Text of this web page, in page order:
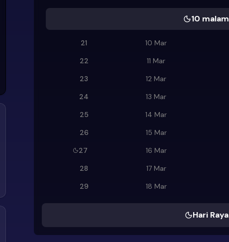
10
21
10 Mar
22
11 Mar
23
12 Mar
24
13 Mar
25
14 Mar
26
15 Mar
27
16 Mar
28
17 Mar
29
18 Mar
Hari